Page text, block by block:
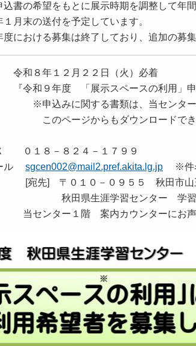
書の希望をもとに展示時期を調整して年
月末の送付を予定しています。
における募集は終了しており、追加の募集
和８年１２月２２日（火）必着
令和９年度 「展示スペースの利用」申
関する書類は、当センター１階の
ジからもダウンロードできま
０１８－８２４－１７９９
ル sgcen002@mail2.pref.akita.lg.jp ※件名
[宛先] 〒０１０－０９５５ 秋田市山
涯学習センター 学習事業チ
当センター１階 案内カウンターにお声